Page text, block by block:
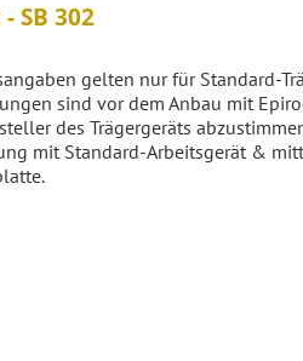
SB 302
gelten nur für Standard-
sind vor dem Anbau mit
des Trägergeräts
mit Standard-Arbeitsgerät &